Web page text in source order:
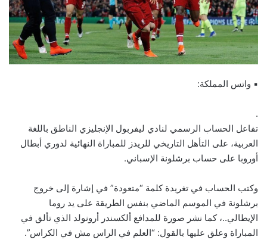
▪ واتس المملكة:
.
تفاعل الحساب الرسمي لنادي ليفربول الإنجليزي الناطق باللغة
العربية، على التأهل التاريخي للريدز للمباراة النهائية لدوري أبطال
أوروبا على حساب برشلونة الإسباني.
وكتب الحساب في تغريدة كلمة “متعودة” في إشارة إلى خروج
برشلونة في الموسم الماضي بنفس الطريقة على يد روما
الإيطالي..، كما نشر صورة للمدافع ألكسندر أرونولد الذي تألق في
المباراة وعلق عليها بالقول: “العلم في الراس مش في الكراس”.